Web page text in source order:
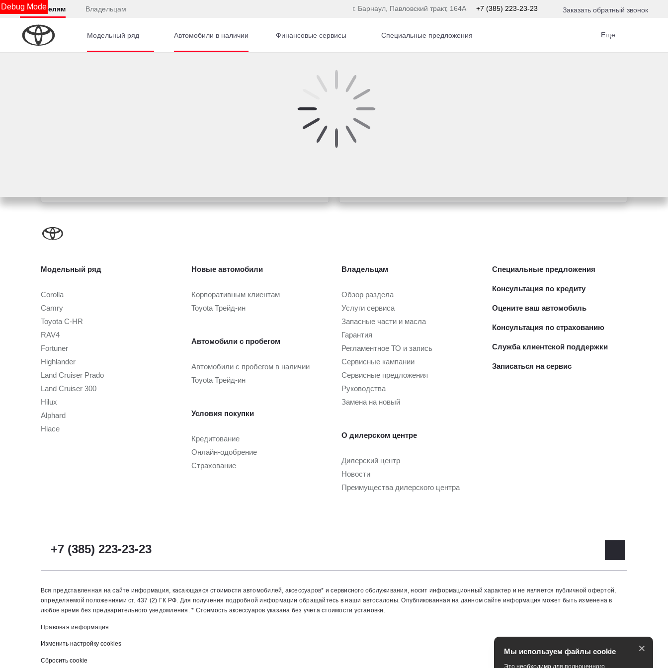
Debug Mode
Покупателям Владельцам г. Барнаул, Павловский тракт, 164А +7 (385) 223-23-23 Заказать обратный звонок
Модельный ряд Автомобили в наличии Финансовые сервисы Специальные предложения Еще
Модельный ряд
Corolla
Camry
Toyota C-HR
RAV4
Fortuner
Highlander
Land Cruiser Prado
Land Cruiser 300
Hilux
Alphard
Hiace
Новые автомобили
Корпоративным клиентам
Toyota Трейд-ин
Автомобили с пробегом
Автомобили с пробегом в наличии
Toyota Трейд-ин
Условия покупки
Кредитование
Онлайн-одобрение
Страхование
Владельцам
Обзор раздела
Услуги сервиса
Запасные части и масла
Гарантия
Регламентное ТО и запись
Сервисные кампании
Сервисные предложения
Руководства
Замена на новый
О дилерском центре
Дилерский центр
Новости
Преимущества дилерского центра
Специальные предложения
Консультация по кредиту
Оцените ваш автомобиль
Консультация по страхованию
Служба клиентской поддержки
Записаться на сервис
+7 (385) 223-23-23
Вся представленная на сайте информация, касающаяся стоимости автомобилей, аксессуаров* и сервисного обслуживания, носит информационный характер и не является публичной офертой,
определяемой положениями ст. 437 (2) ГК РФ. Для получения подробной информации обращайтесь в наши автосалоны. Опубликованная на данном сайте информация может быть изменена в
любое время без предварительного уведомления. * Стоимость аксессуаров указана без учета стоимости установки.
Правовая информация
Изменить настройку cookies
Сбросить cookie
Мы используем файлы cookie
Это необходимо для полноценного
×